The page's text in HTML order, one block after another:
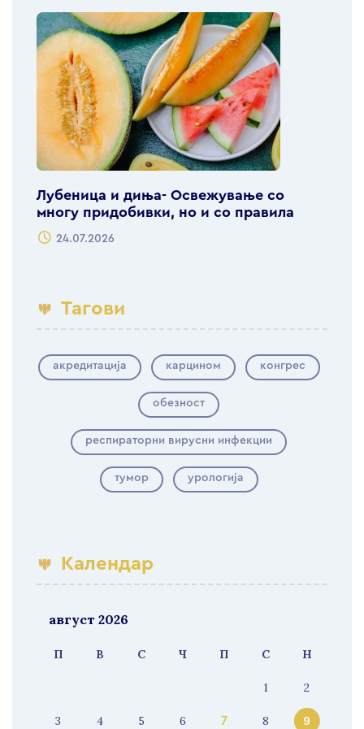
Лубеница и диња- Освежување со
многу придобивки, но и со правила
24.07.2026
Тагови
акредитација карцином конгрес
обезност
респираторни вирусни инфекции
тумор урологија
Календар
август 2026
П В С Ч П С Н
1 2
3 4 5 6 7 8 9